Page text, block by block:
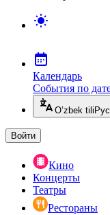
Календарь
События по
O’zbek tili
Войти
Кино
Концерты
Театры
Рестораны